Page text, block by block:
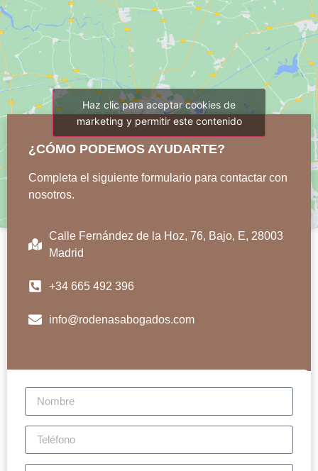
Haz clic para aceptar cookies de
marketing y permitir este contenido
¿CÓMO PODEMOS AYUDARTE?
Completa el siguiente formulario para contactar con
nosotros.
Calle Fernández de la Hoz, 76, Bajo, E, 28003
Madrid
+34 665 492 396
info@rodenasabogados.com